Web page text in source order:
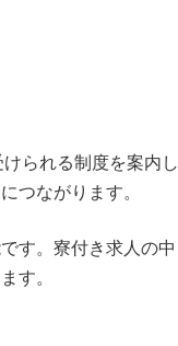
られる制度を案内し
つながります。
す。寮付き求人の中
す。